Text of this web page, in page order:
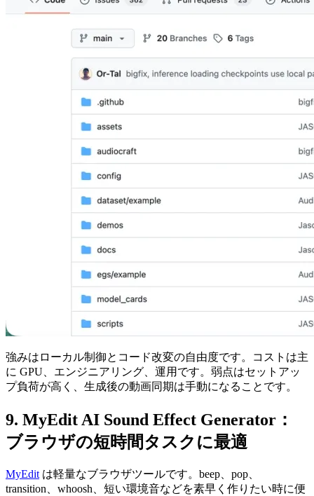
強みはローカル制御とコード改変の自由度です。コストは主
に GPU、エンジニアリング、運用です。弱点はセットアッ
プ負荷が高く、生成後の動画同期は手動になることです。
9. MyEdit AI Sound Effect Generator：
ブラウザの短時間タスクに最適
MyEdit は軽量なブラウザツールです。beep、pop、
transition、whoosh、短い環境音などを素早く作りたい時に便